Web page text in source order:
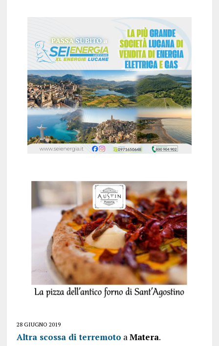
28 GIUGNO 2019
Altra scossa di terremoto aMatera.